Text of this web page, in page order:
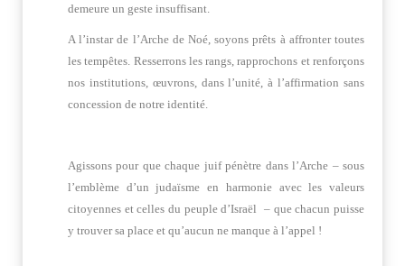
demeure un geste insuffisant.
A l’instar de l’Arche de Noé, soyons prêts à affronter toutes
les tempêtes. Resserrons les rangs, rapprochons et renforçons
nos institutions, œuvrons, dans l’unité, à l’affirmation sans
concession de notre identité.
Agissons pour que chaque juif pénètre dans l’Arche – sous
l’emblème d’un judaïsme en harmonie avec les valeurs
citoyennes et celles du peuple d’Israël – que chacun puisse
y trouver sa place et qu’aucun ne manque à l’appel !